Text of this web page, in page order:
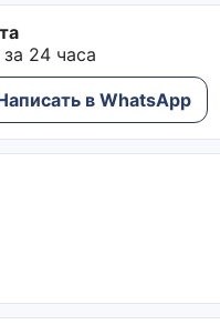
24 часа
в WhatsApp